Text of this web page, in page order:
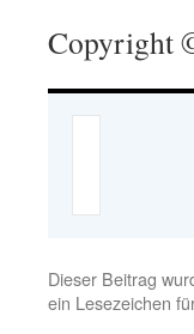
Copyright
Dieser Beitrag
ein Lesezeichen